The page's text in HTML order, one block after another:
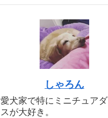
しゃろん
愛犬家で特にミニチュア
スが大好き。